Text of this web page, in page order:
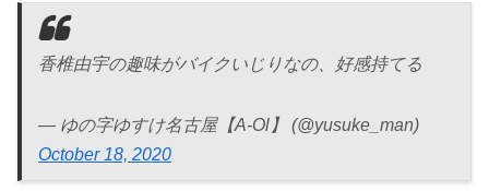
香椎由宇の趣味がバイクいじりなの、好感持てる
— ゆの字ゆすけ名古屋【A-Ol】 (@yusuke_man)
October 18, 2020